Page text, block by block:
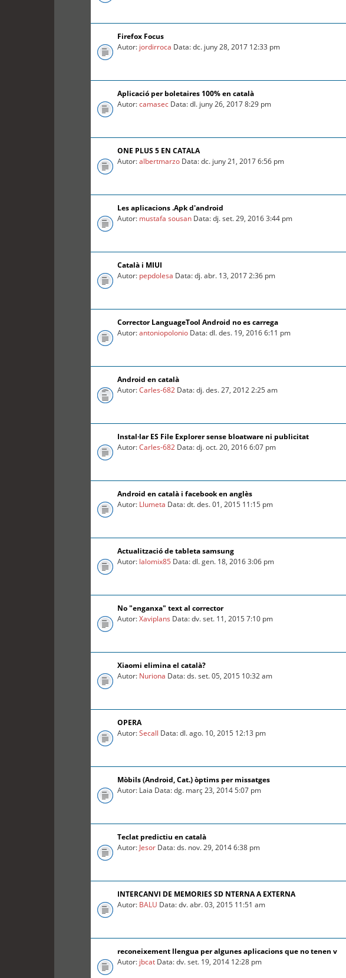
Firefox Focus
Autor: jordirroca Data: dc. juny 28, 2017 12:33 pm
Aplicació per boletaires 100% en català
Autor:camasec Data: dl. juny 26, 2017 8:29 pm
ONE PLUS 5 EN CATALA
Autor:albertmarzo Data: dc. juny 21, 2017 6:56 pm
Les aplicacions .Apk d'android
Autor: mustafa sousan Data: dj. set. 29, 2016 3:44 pm
Català i MIUI
Autor: pepdolesa Data: dj. abr. 13, 2017 2:36 pm
Corrector LanguageTool Android no es carrega
Autor:antoniopolonio Data: dl. des. 19, 2016 6:11 pm
Android en català
Autor:Carles-682 Data: dj. des. 27, 2012 2:25 am
Instal·lar ES File Explorer sense bloatware ni publicitat
Autor:Carles-682 Data: dj. oct. 20, 2016 6:07 pm
Android en català i facebook en anglès
Autor: Llumeta Data: dt. des. 01, 2015 11:15 pm
Actualització de tableta samsung
Autor: lalomix85 Data: dl. gen. 18, 2016 3:06 pm
No "enganxa" text al corrector
Autor:Xaviplans Data: dv. set. 11, 2015 7:10 pm
Xiaomi elimina el català?
Autor: Nuriona Data: ds. set. 05, 2015 10:32 am
OPERA
Autor:Secall Data: dl. ago. 10, 2015 12:13 pm
Mòbils (Android, Cat.) òptims per missatges
Autor: Laia Data: dg. març 23, 2014 5:07 pm
Teclat predictiu en català
Autor: Jesor Data: ds. nov. 29, 2014 6:38 pm
INTERCANVI DE MEMORIES SD NTERNA A EXTERNA
Autor: BALU Data: dv. abr. 03, 2015 11:51 am
reconeixement llengua per algunes aplicacions que no tenen v
Autor: jbcat Data: dv. set. 19, 2014 12:28 pm